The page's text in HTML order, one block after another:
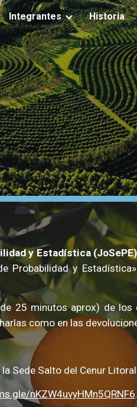
content
Integrantes Historia
y Estadística (JoSePE)
Probabilidad y Estadística»
25 minutos aprox) de
como en las
Sede Salto del Cenur
nKZW4uvyHMn5QRNF6